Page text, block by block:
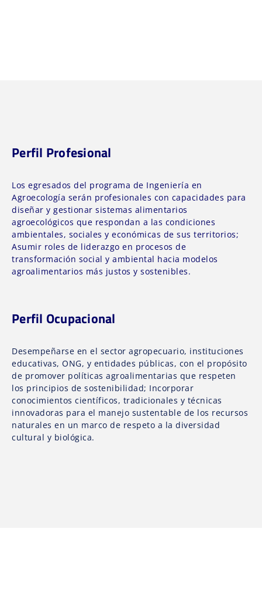
Perfil Profesional
Los egresados del programa de Ingeniería en
Agroecología serán profesionales con capacidades para
diseñar y gestionar sistemas alimentarios
agroecológicos que respondan a las condiciones
ambientales, sociales y económicas de sus territorios;
Asumir roles de liderazgo en procesos de
transformación social y ambiental hacia modelos
agroalimentarios más justos y sostenibles.
Perfil Ocupacional
Desempeñarse en el sector agropecuario, instituciones
educativas, ONG, y entidades públicas, con el propósito
de promover políticas agroalimentarias que respeten
los principios de sostenibilidad; Incorporar
conocimientos científicos, tradicionales y técnicas
innovadoras para el manejo sustentable de los recursos
naturales en un marco de respeto a la diversidad
cultural y biológica.